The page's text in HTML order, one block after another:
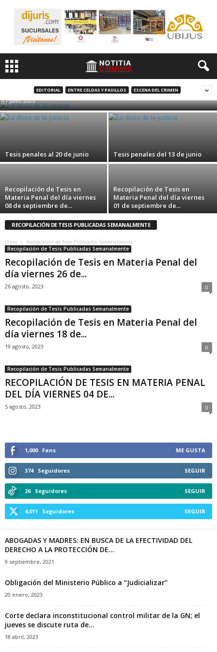
EDITORIAL ENTRE CELDAS Y PASILLOS ESCENA DEL CRIMEN
Tesis en materia penal al 27 de junio
1 julio, 2025
Tesis penales al 20 de junio Tesis penales del 13 de junio
Recopilación de Tesis en
Materia Penal del día viernes
08 de septiembre de...
Recopilación de Tesis en
Materia Penal del día viernes
01 de septiembre de...
RECOPILACIÓN DE TESIS PUBLICADAS SEMANALMENTE
Inicio
Recopilación de Tesis Publicadas Semanalmente
Recopilación de Tesis Publicadas Semanalmente
Recopilación de Tesis en Materia Penal del
día viernes 26 de...
26 agosto, 2023 0
Recopilación de Tesis Publicadas Semanalmente
Recopilación de Tesis en Materia Penal del
día viernes 18 de...
19 agosto, 2023 0
Recopilación de Tesis Publicadas Semanalmente
RECOPILACIÓN DE TESIS EN MATERIA PENAL
DEL DÍA VIERNES 04 DE...
5 agosto, 2023 0
1,000 Fans ME GUSTA
374 Seguidores SEGUIR
26 Seguidores SEGUIR
4,011 Seguidores SEGUIR
ABOGADAS Y MADRES: EN BUSCA DE LA EFECTIVIDAD DEL
DERECHO A LA PROTECCIÓN DE...
9 septiembre, 2021
Obligación del Ministerio Público a “Judicializar”
20 enero, 2023
Corte declara inconstitucional control militar de la GN; el
jueves se discute ruta de...
18 abril, 2023